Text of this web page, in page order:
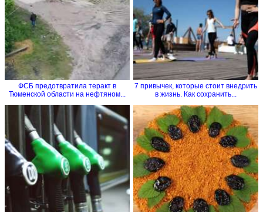
ФСБ предотвратила теракт в
Тюменской области на нефтяном...
7 привычек, которые стоит внедрить
в жизнь. Как сохранить...